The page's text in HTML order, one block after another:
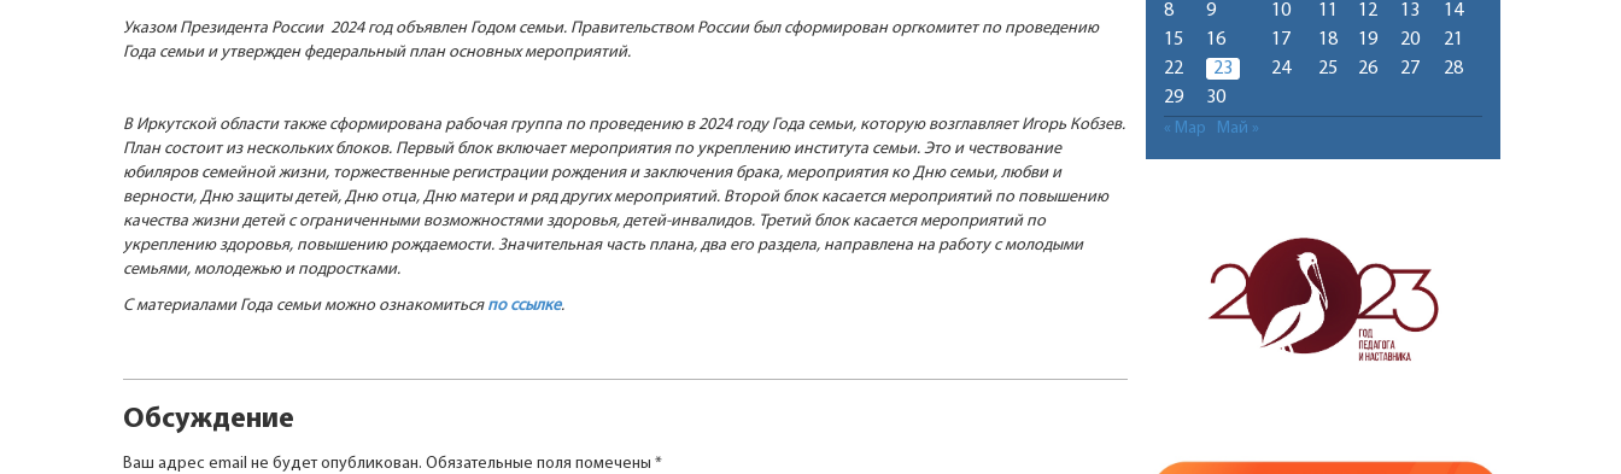
Указом Президента России 2024 год объявлен Годом семьи. Правительством России был сформирован оргкомитет по проведению
Года семьи и утвержден федеральный план основных мероприятий.
В Иркутской области также сформирована рабочая группа по проведению в 2024 году Года семьи, которую возглавляет Игорь Кобзев.
План состоит из нескольких блоков. Первый блок включает мероприятия по укреплению института семьи. Это и чествование
юбиляров семейной жизни, торжественные регистрации рождения и заключения брака, мероприятия ко Дню семьи, любви и
верности, Дню защиты детей, Дню отца, Дню матери и ряд других мероприятий. Второй блок касается мероприятий по повышению
качества жизни детей с ограниченными возможностями здоровья, детей-инвалидов. Третий блок касается мероприятий по
укреплению здоровья, повышению рождаемости. Значительная часть плана, два его раздела, направлена на работу с молодыми
семьями, молодежью и подростками.
С материалами Года семьи можно ознакомиться по ссылке.
Обсуждение
Ваш адрес email не будет опубликован. Обязательные поля помечены *
8
9 10 11 12 13
14
15
16 17 18 19 20
21
22
23 24 25 26 27
28
29
30
« Мар Май »